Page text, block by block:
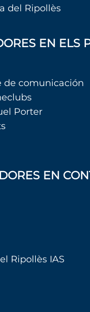
del Ripollès
EN ELS
de comunicación
Porter
EN
Ripollès IAS